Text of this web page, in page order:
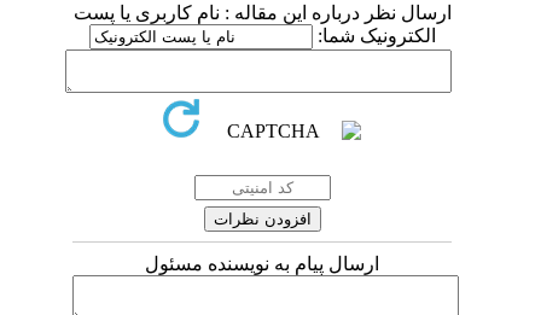
ارسال نظر درباره این مقاله : نام کاربری یا پست
الکترونیک شما:
ارسال پیام به نویسنده مسئول